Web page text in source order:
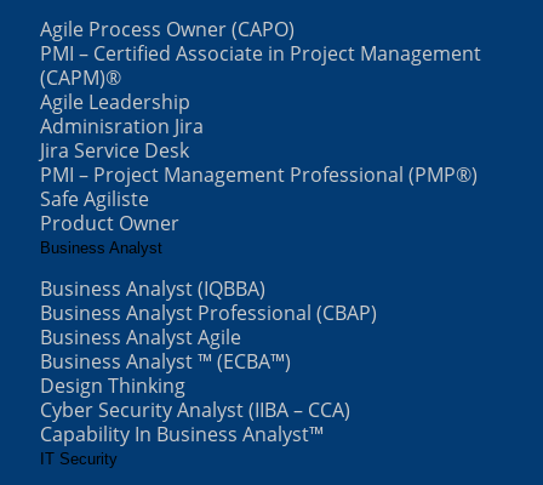
Agile Process Owner (CAPO)
PMI – Certified Associate in Project Management
(CAPM)®
Agile Leadership
Adminisration Jira
Jira Service Desk
PMI – Project Management Professional (PMP®)
Safe Agiliste
Product Owner
Business Analyst
Business Analyst (IQBBA)
Business Analyst Professional (CBAP)
Business Analyst Agile
Business Analyst ™ (ECBA™)
Design Thinking
Cyber Security Analyst (IIBA – CCA)
Capability In Business Analyst™
IT Security